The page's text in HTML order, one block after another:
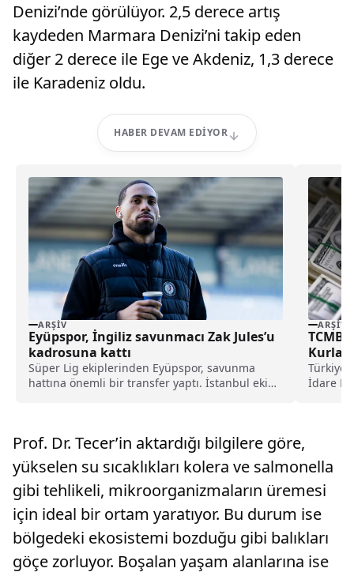
Denizi’nde görülüyor. 2,5 derece artış
kaydeden Marmara Denizi’ni takip eden
diğer 2 derece ile Ege ve Akdeniz, 1,3 derece
ile Karadeniz oldu.
HABER DEVAM EDIYOR
ARŞIV
Eyüpspor, İngiliz savunmacı Zak Jules’u
kadrosuna kattı
Süper Lig ekiplerinden Eyüpspor, savunma
hattına önemli bir transfer yaptı. İstanbul ekibi,
ARŞIV
Kurları
Türkiye
İdare
Prof. Dr. Tecer’in aktardığı bilgilere göre,
yükselen su sıcaklıkları kolera ve salmonella
gibi tehlikeli, mikroorganizmaların üremesi
için ideal bir ortam yaratıyor. Bu durum ise
bölgedeki ekosistemi bozduğu gibi balıkları
göçe zorluyor. Boşalan yaşam alanlarına ise